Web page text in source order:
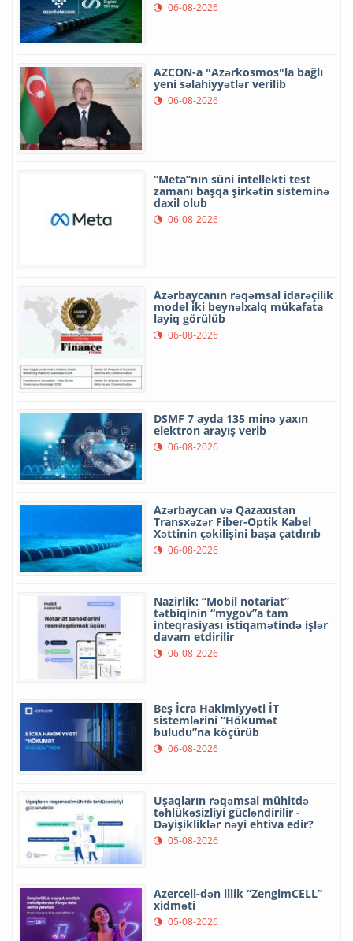
06-08-2026
AZCON-a "Azərkosmos"la bağlı
yeni səlahiyyətlər verilib
06-08-2026
“Meta”nın süni intellekti test
zamanı başqa şirkətin sisteminə
daxil olub
06-08-2026
Azərbaycanın rəqəmsal idarəçilik
model iki beynəlxalq mükafata
layiq görülüb
06-08-2026
DSMF 7 ayda 135 minə yaxın
elektron arayış verib
06-08-2026
Azərbaycan və Qazaxıstan
Transxəzər Fiber-Optik Kabel
Xəttinin çəkilişini başa çatdırıb
06-08-2026
Nazirlik: “Mobil notariat”
tətbiqinin “mygov”a tam
inteqrasiyası istiqamətində işlər
davam etdirilir
06-08-2026
Beş İcra Hakimiyyəti İT
sistemlərini “Hökumət
buludu”na köçürüb
06-08-2026
Uşaqların rəqəmsal mühitdə
təhlükəsizliyi gücləndirilir -
Dəyişikliklər nəyi ehtiva edir?
05-08-2026
Azercell-dən illik “ZengimCELL”
xidməti
05-08-2026